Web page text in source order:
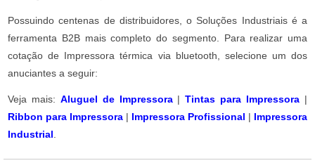
Possuindo centenas de distribuidores, o Soluções Industriais é a
ferramenta B2B mais completo do segmento. Para realizar uma
cotação de Impressora térmica via bluetooth, selecione um dos
anuciantes a seguir:
Veja mais: Aluguel de Impressora|Tintas para Impressora |
Ribbon para Impressora | Impressora Profissional | Impressora
Industrial